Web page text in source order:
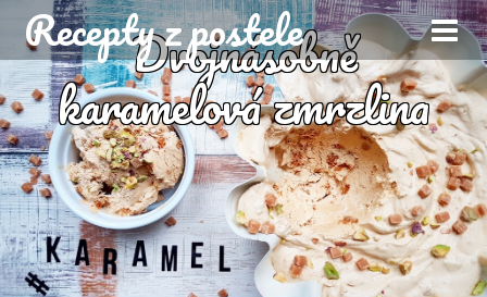
Recepty z postele
Dvojnásobně
karamelová zmrzlina